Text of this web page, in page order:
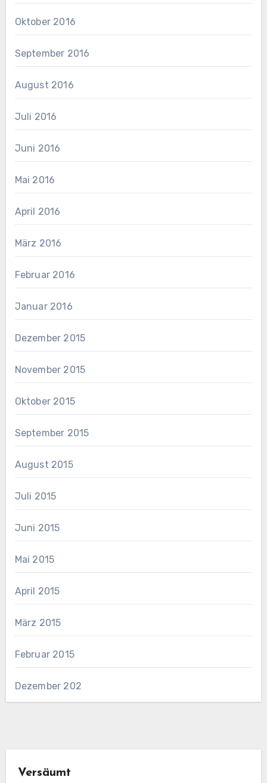
Oktober 2016
September 2016
August 2016
Juli 2016
Juni 2016
Mai 2016
April 2016
März 2016
Februar 2016
Januar 2016
Dezember 2015
November 2015
Oktober 2015
September 2015
August 2015
Juli 2015
Juni 2015
Mai 2015
April 2015
März 2015
Februar 2015
Dezember 202
Versäumt